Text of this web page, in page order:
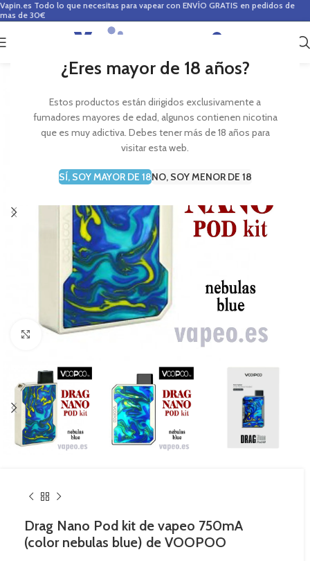
¿Eres mayor de 18 años?
Estos productos están dirigidos exclusivamente a
fumadores mayores de edad, algunos contienen nicotina
que es muy adictiva. Debes tener más de 18 años para
visitar esta web.
SÍ, SOY MAYOR DE 18NO, SOY MENOR DE 18
Vapin.es Todo lo que necesitas para vapear con ENVÍO GRATIS en pedidos de
mas de 30€
0
Haga Click para agrandar
Drag Nano Pod kit de vapeo 750mA
(color nebulas blue) de VOOPOO